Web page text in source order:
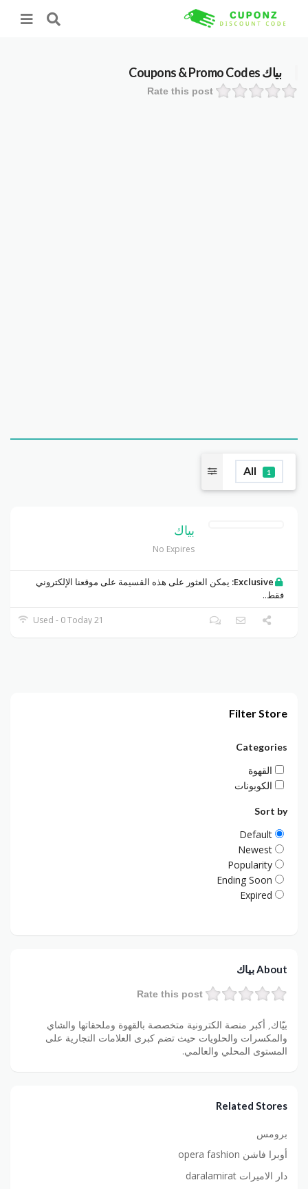
بياك
Rate this post
All 1
بياك
No Expires
Exclusive: يمكن العثور على هذه القسيمة على موقعنا الإلكتروني
فقط..
21 Used - 0 Today
Filter Store
Categories
القهوة
الكوبونات
Sort by
Default
Newest
Popularity
Ending Soon
Expired
About بياك
Rate this post
بيّاك, أكبر منصة الكترونية متخصصة بالقهوة وملحقاتها والشاي
والمكسرات والحلويات حيث تضم كبرى العلامات التجارية على
المستوى المحلي والعالمي.
Related Stores
برومس
أوبرا فاشن opera fashion
دار الاميرات daralamirat